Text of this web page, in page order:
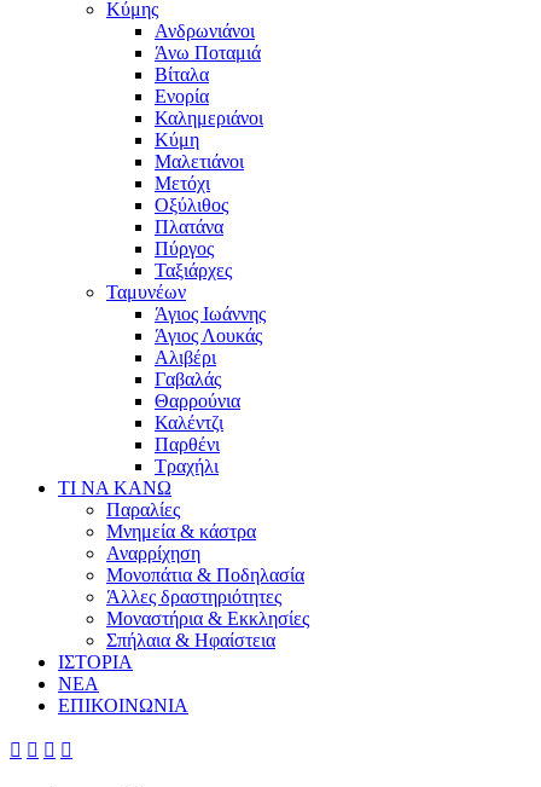
Κύμης
Ανδρωνιάνοι
Άνω Ποταμιά
Βίταλα
Ενορία
Καλημεριάνοι
Κύμη
Μαλετιάνοι
Μετόχι
Οξύλιθος
Πλατάνα
Πύργος
Ταξιάρχες
Ταμυνέων
Άγιος Ιωάννης
Άγιος Λουκάς
Αλιβέρι
Γαβαλάς
Θαρρούνια
Καλέντζι
Παρθένι
Τραχήλι
ΤΙ ΝΑ ΚΑΝΩ
Παραλίες
Μνημεία & κάστρα
Αναρρίχηση
Μονοπάτια & Ποδηλασία
Άλλες δραστηριότητες
Μοναστήρια & Εκκλησίες
Σπήλαια & Ηφαίστεια
ΙΣΤΟΡΙΑ
ΝΕΑ
ΕΠΙΚΟΙΝΩΝΙΑ
   